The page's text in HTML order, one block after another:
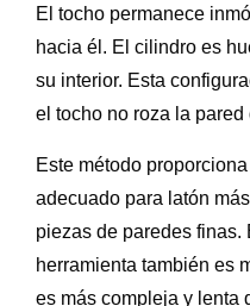
El tocho permanece
hacia él. El cilindro es
su interior. Esta
el tocho no roza la pared
Este método
adecuado para latón
piezas de paredes finas.
herramienta también es
es más compleja y lenta